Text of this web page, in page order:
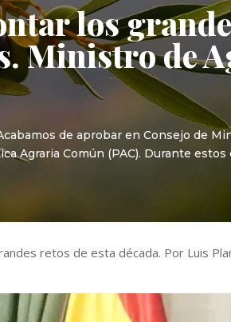
los
Ministro de
de aprobar en Consejo de
Agraria Común (PAC). Durante
retos de esta década. Por Luis